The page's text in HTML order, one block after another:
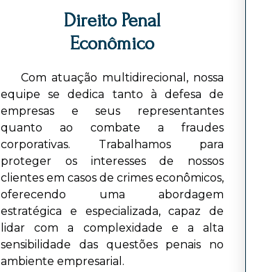
Direito Penal
Econômico
Com atuação multidirecional, nossa
equipe se dedica tanto à defesa de
empresas e seus representantes
quanto ao combate a fraudes
corporativas. Trabalhamos para
proteger os interesses de nossos
clientes em casos de crimes econômicos,
oferecendo uma abordagem
estratégica e especializada, capaz de
lidar com a complexidade e a alta
sensibilidade das questões penais no
ambiente empresarial.